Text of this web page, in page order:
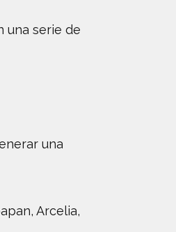
una serie de
una
Arcelia,